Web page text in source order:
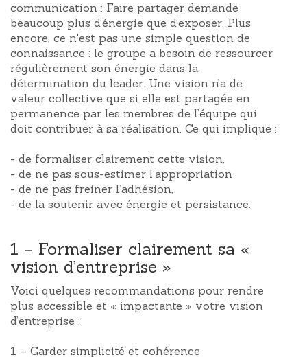
communication : Faire partager demande
beaucoup plus d’énergie que d’exposer. Plus
encore, ce n'est pas une simple question de
connaissance : le groupe a besoin de ressourcer
régulièrement son énergie dans la
détermination du leader. Une vision n’a de
valeur collective que si elle est partagée en
permanence par les membres de l’équipe qui
doit contribuer à sa réalisation. Ce qui implique :
- de formaliser clairement cette vision,
- de ne pas sous-estimer l’appropriation
- de ne pas freiner l’adhésion,
- de la soutenir avec énergie et persistance.
1 – Formaliser clairement sa «
vision d’entreprise »
Voici quelques recommandations pour rendre
plus accessible et « impactante » votre vision
d’entreprise :
1 – Garder simplicité et cohérence